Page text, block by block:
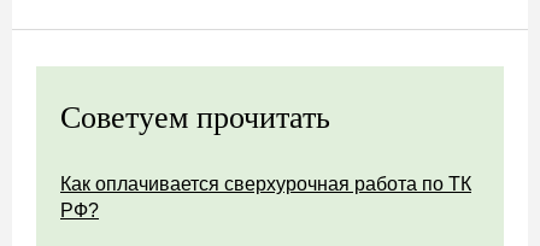
Советуем прочитать
Как оплачивается сверхурочная работа по ТК
РФ?